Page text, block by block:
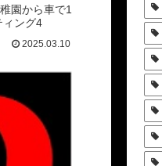
園から車で1
ング4
2025.03.10